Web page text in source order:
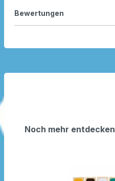
Bewertungen
Noch mehr entdecken